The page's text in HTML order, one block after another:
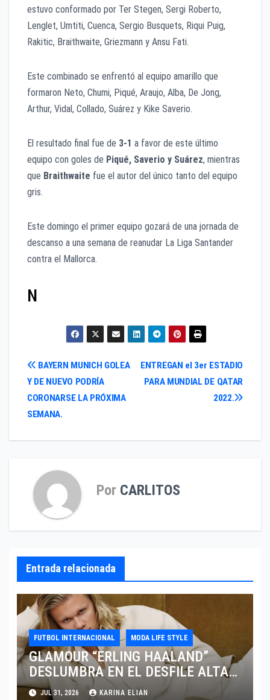
estuvo conformado por Ter Stegen, Sergi Roberto,
Lenglet, Umtiti, Cuenca, Sergio Busquets, Riqui Puig,
Rakitic, Braithwaite, Griezmann y Ansu Fati.
Este combinado se enfrentó al equipo amarillo que
formaron Neto, Chumi, Piqué, Araujo, Alba, De Jong,
Arthur, Vidal, Collado, Suárez y Kike Saverio.
El resultado final fue de 3-1 a favor de este último
equipo con goles de Piqué, Saverio y Suárez, mientras
que Braithwaite fue el autor del único tanto del equipo
gris.
Este domingo el primer equipo gozará de una jornada de
descanso a una semana de reanudar La Liga Santander
contra el Mallorca.
N
Navegación
de
entradas
ENTREGAN el 3er ESTADIO
PARA MUNDIAL DE QATAR
2022.
BAYERN MUNICH GOLEA
Y DE NUEVO PODRÍA
CORONARSE LA PRÓXIMA
SEMANA.
Por CARLITOS
Entrada relacionada
FUTBOL INTERNACIONAL MODA LIFE STYLE
GLAMOUR “ERLING HAALAND”
DESLUMBRA EN EL DESFILE ALTA
SARTORIA DE DOLCE & GABBANA
JUL 31, 2026 KARINA ELIAN